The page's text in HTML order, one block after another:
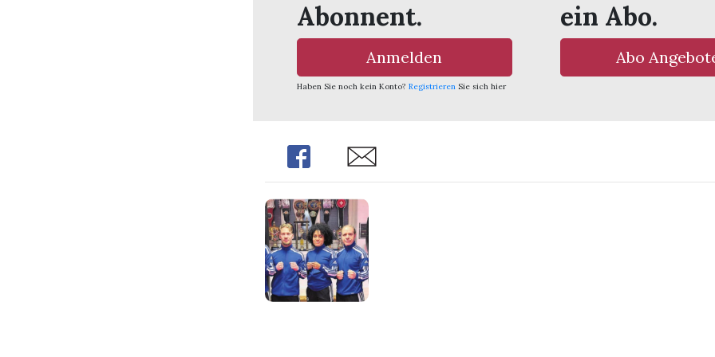
Abonnent.
Anmelden
Haben Sie noch kein Konto? Registrieren Sie sich hier
ein Abo.
Abo
Share Share